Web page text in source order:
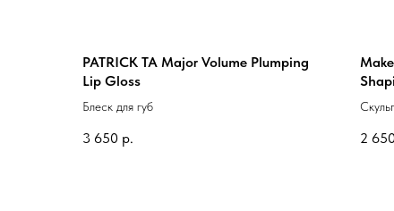
PATRICK TA Major Volume Plumping
Lip Gloss
Блеск для губ
3 650 р. 2